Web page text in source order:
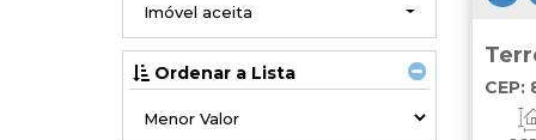
Imóvel aceita
Ordenar a Lista
CEP: